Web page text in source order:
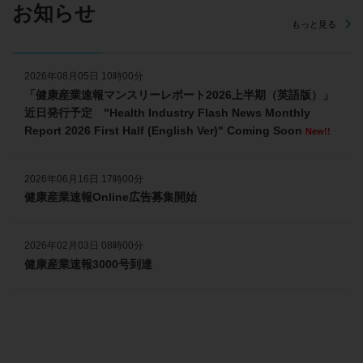
お知らせ もっと見る
2026年08月05日 10時00分
「健康産業速報マンスリーレポート2026上半期（英語版）」
近日発行予定 "Health Industry Flash News Monthly
Report 2026 First Half (English Ver)" Coming Soon New!!
2026年06月16日 17時00分
健康産業速報Online広告募集開始
2026年02月03日 08時00分
健康産業速報3000号到達